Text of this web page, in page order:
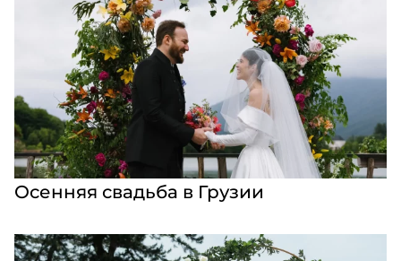
Осенняя свадьба в Грузии